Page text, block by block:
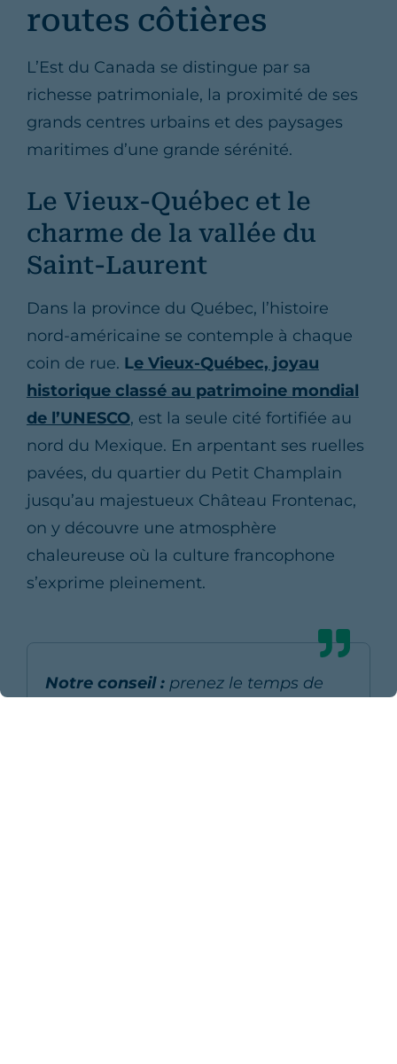
routes côtières
L’Est du Canada se distingue par sa
richesse patrimoniale, la proximité de ses
grands centres urbains et des paysages
maritimes d’une grande sérénité.
Le Vieux-Québec et le
charme de la vallée du
Saint-Laurent
Dans la province du Québec, l’histoire
nord-américaine se contemple à chaque
coin de rue. Le Vieux-Québec, joyau
historique classé au patrimoine mondial
de l’UNESCO, est la seule cité fortifiée au
nord du Mexique. En arpentant ses ruelles
pavées, du quartier du Petit Champlain
jusqu’au majestueux Château Frontenac,
on y découvre une atmosphère
chaleureuse où la culture francophone
s’exprime pleinement.
Notre conseil : prenez le temps de